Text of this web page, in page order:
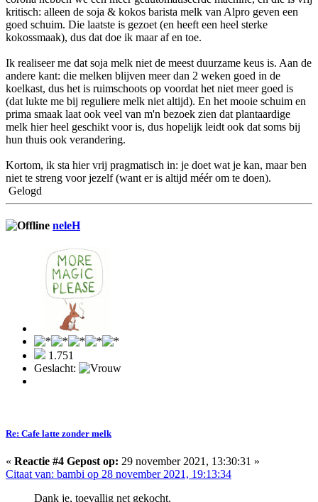
kritisch: alleen de soja & kokos barista melk van Alpro geven een
goed schuim. Die laatste is gezoet (en heeft een heel sterke
kokossmaak), dus dat doe ik maar af en toe.
Ik realiseer me dat soja melk niet de meest duurzame keus is. Aan de
andere kant: die melken blijven meer dan 2 weken goed in de
koelkast, dus het is ruimschoots op voordat het niet meer goed is
(dat lukte me bij reguliere melk niet altijd). En het mooie schuim en
prima smaak laat ook veel van m'n bezoek zien dat plantaardige
melk hier heel geschikt voor is, dus hopelijk leidt ook dat soms bij
hun thuis ook verandering.
Kortom, ik sta hier vrij pragmatisch in: je doet wat je kan, maar ben
niet te streng voor jezelf (want er is altijd méér om te doen).
Gelogd
neleH
1.751
Geslacht:
Re: Cafe latte zonder melk
« Reactie #4 Gepost op: 29 november 2021, 13:30:31 »
Citaat van: bambi op 28 november 2021, 19:13:34
Dank je, toevallig net gekocht.